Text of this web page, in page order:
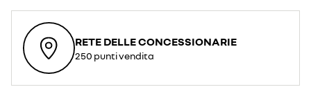
RETE DELLE CONCESSIONARIE
250 punti vendita